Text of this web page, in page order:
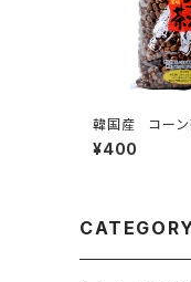
韓国産 コー
¥400